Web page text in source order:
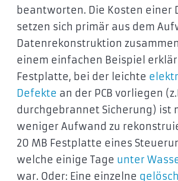
beantworten. Die Kosten einer
setzen sich primär aus dem
Datenrekonstruktion
einem einfachen Beispiel
Festplatte, bei der leichte
Defekte an der PCB vorliegen
durchgebrannet Sicherung) ist
weniger Aufwand zu
20 MB Festplatte eines
welche einige Tage unter
war. Oder: Eine einzelne